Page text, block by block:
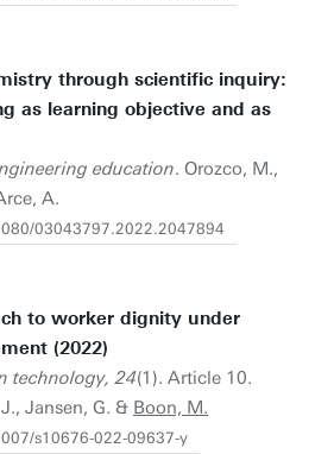
through scientific inquiry:
as learning objective and as
education. Orozco, M.,
A.
03043797.2022.2047894
to worker dignity under
(2022)
technology, 24(1). Article 10.
Jansen, G. & Boon, M.
s10676-022-09637-y